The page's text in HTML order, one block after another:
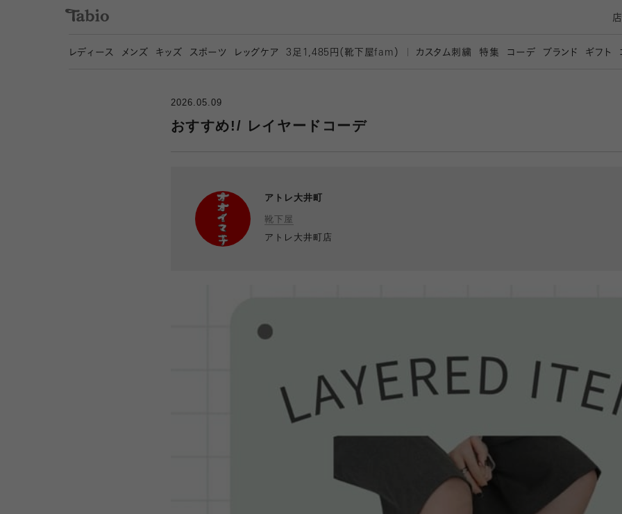
レディース メンズ キッズ スポーツ レッグケア 3 足1,485円（靴下屋fam） カスタム刺繍 特集 コーデ ブランド ギフト
2026.05.09
おすすめ!/ レイヤードコーデ
アトレ大井町
靴下屋
アトレ大井町店